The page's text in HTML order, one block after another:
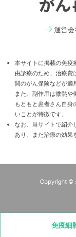
免疫細
運営会
本サイトに掲載の免疫
由診療のため、治療費
間のがん保険などが適
また、副作用は微熱や
もともと患者さん自
いことが特徴です。
なお、当サイトで紹介
あり、また治療の効果
Copyright ©